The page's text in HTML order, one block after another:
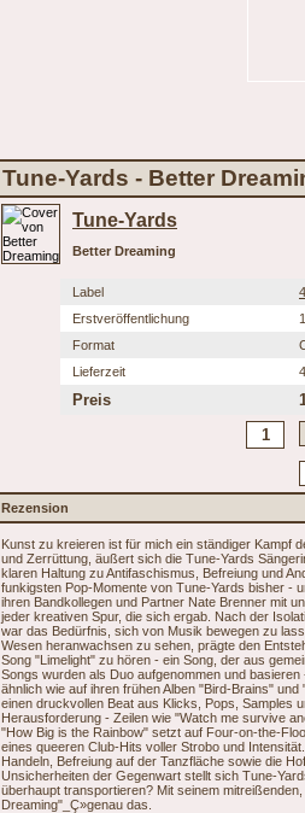
Tune-Yards - Better
Tune-Yards
Better Dreaming
Label
Erstveröffentlichung
Format
Lieferzeit
Preis
Rezension
Kunst zu kreieren ist für mich ein ständiger Kampf
und Zerrüttung, äußert sich die Tune-Yards
klaren Haltung zu Antifaschismus, Befreiung und
funkigsten Pop-Momente von Tune-Yards bisher -
ihren Bandkollegen und Partner Nate Brenner mit
jeder kreativen Spur, die sich ergab. Nach der
war das Bedürfnis, sich von Musik bewegen zu
Wesen heranwachsen zu sehen, prägte den
Song "Limelight" zu hören - ein Song, der aus
Songs wurden als Duo aufgenommen und
ähnlich wie auf ihren frühen Alben "Bird-Brains"
einen druckvollen Beat aus Klicks, Pops, Samples
Herausforderung - Zeilen wie "Watch me survive
"How Big is the Rainbow" setzt auf Four-on-the-
eines queeren Club-Hits voller Strobo und
Handeln, Befreiung auf der Tanzfläche sowie die
Unsicherheiten der Gegenwart stellt sich Tune-
überhaupt transportieren? Mit seinem
Dreaming"_Ç»genau das.